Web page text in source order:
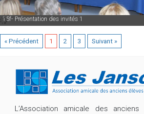
15f- Présentation des invités 1
« Précédent 1 2 3 Suivant »
L’Association amicale des